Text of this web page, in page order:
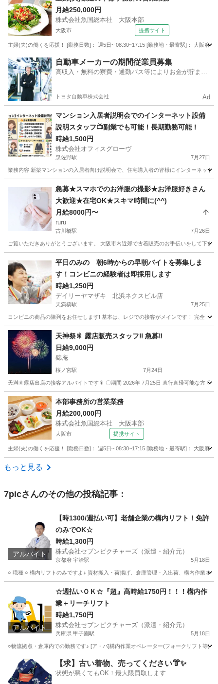
月給250,000円
株式会社魚国総本社 大阪本部
大阪市 提携サイト
主婦(夫)の働くを応援！ [勤務日数]： 週5日~ 08:30~17:15 [勤務地・最寄駅]： 大阪府
大阪 大阪市 営業
自動車メーカーの期間従業員募集
高収入・無料の寮費・通勤バス等によりお金が貯まり
トヨタ自動車株式会社 Ad
マンション入居者説明会でのインターネット設備
説明スタッフ📺副業でも可能！長期勤務可能！
時給1,500円
株式会社オフィスグローヴ
泉佐野駅 7月27日
業務内容 新築マンションの入居者向け説明会で、住宅購入者の皆様にインターネッ
泉佐野駅 販売 スタッフ
急募★スマホでのお洋服の撮影★お洋服好きさん
大歓迎★在宅OK★スキマ時間に(^^)
月給8000円〜
ruru
古川橋駅 7月26日
ご覧いただきありがとうございます。 大阪市内近郊で古着販売のお手伝いをして下
古川橋駅 その他 古着
平日のみの 朝6時からの早朝バイトを募集しま
す！コンビニの経験者は即採用します
時給1,250円
デイリーヤマザキ 北浜ネクスビル店
天満橋駅 7月25日
コンビニの商品の陳列をお任せします! 基本は、レジでの接客がメインです！ 完全
大阪 大阪市 天満橋駅 コンビニ
天神祭🎇 露店販売スタッフ‼️ 急募‼️
日給9,000円
錦庵
桜ノ宮駅 7月24日
天満🎇露店出店の接客アルバイトです🎇 〇期間 2026年 7月25日 直行直帰可能な方 〇
大阪 大阪市 桜ノ宮駅 販売 露店
本部事務所の営業業務
月給200,000円
株式会社魚国総本社 大阪本部
大阪市 提携サイト
主婦(夫)の働くを応援！ [勤務日数]： 週5日~ 08:30~17:15 [勤務地・最寄駅]： 大阪府
大阪 大阪市
もっと見る
7picさんのその他の投稿記事：
アルバイト
【時1300/週払い可】老舗企業の構内リフト！免許
のみでOK☆
時給1,300円
株式会社セブンピクチャーズ（派遣・紹介元）
京都府 宇治駅 5月18日
○ 職種 ○ 構内リフトのみですよ♪ 資材搬入・荷揚げ、倉庫管理・入出荷、構内作業オ
宇治駅 倉庫 リフト
アルバイト
☆週払いＯＫ☆『超』高時給1750円！！！構内作
業＋リーチリフト
時給1,750円
株式会社セブンピクチャーズ（派遣・紹介元）
兵庫県 甲子園駅 5月18日
○物流拠点・倉庫内での勤務です♪ [ア・パ]構内作業オペレーター(フォークリフト等)
兵庫 西宮市 甲子園駅 倉庫 リフト
【求】古い着物、売ってください👘✨
状態が悪くてもOK！最大限買取します